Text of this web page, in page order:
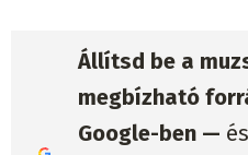
Állítsd be a
megbízható
Google-ben —